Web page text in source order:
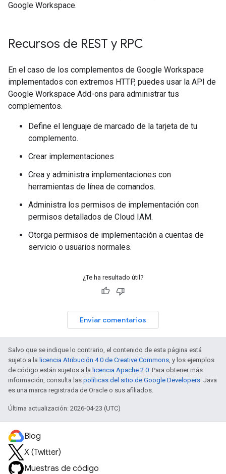
Google Workspace.
Recursos de REST y RPC
En el caso de los complementos de Google Workspace
implementados con extremos HTTP, puedes usar la API de
Google Workspace Add-ons para administrar tus
complementos.
Define el lenguaje de marcado de la tarjeta de tu
complemento.
Crear implementaciones
Crea y administra implementaciones con
herramientas de línea de comandos.
Administra los permisos de implementación con
permisos detallados de Cloud IAM.
Otorga permisos de implementación a cuentas de
servicio o usuarios normales.
¿Te ha resultado útil?
Enviar comentarios
Salvo que se indique lo contrario, el contenido de esta página está
sujeto a la licencia Atribución 4.0 de Creative Commons, y los ejemplos
de código están sujetos a la licencia Apache 2.0. Para obtener más
información, consulta las políticas del sitio de Google Developers. Java
es una marca registrada de Oracle o sus afiliados.
Última actualización: 2026-04-23 (UTC)
Blog
X (Twitter)
Muestras de código